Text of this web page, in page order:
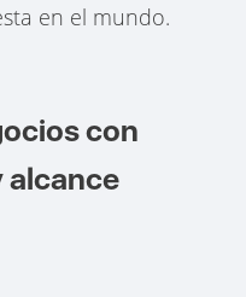
en el mundo.
con
alcance